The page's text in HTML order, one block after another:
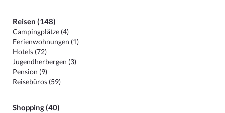
Reisen (148)
Campingplätze (4)
Ferienwohnungen (1)
Hotels (72)
Jugendherbergen (3)
Pension (9)
Reisebüros (59)
Shopping (40)